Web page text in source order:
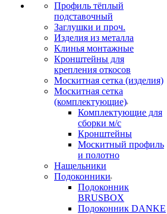
Профиль тёплый
подставочный
Заглушки и проч.
Изделия из металла
Клинья монтажные
Кронштейны для
крепления откосов
Москитная сетка (изделия)
Москитная сетка
(комплектующие)
Комплектующие для
сборки м/с
Кронштейны
Москитный профиль
и полотно
Нащельники
Подоконники
Подоконник
BRUSBOX
Подоконник DANKE